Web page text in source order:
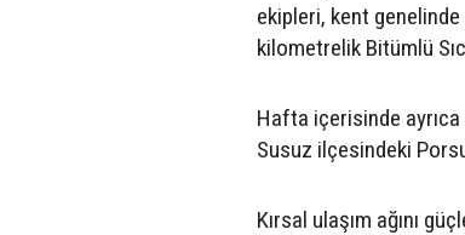
ekipleri, kent
kilometrelik Bitümlü
Hafta içerisinde
Susuz ilçesindeki
Kırsal ulaşım ağını